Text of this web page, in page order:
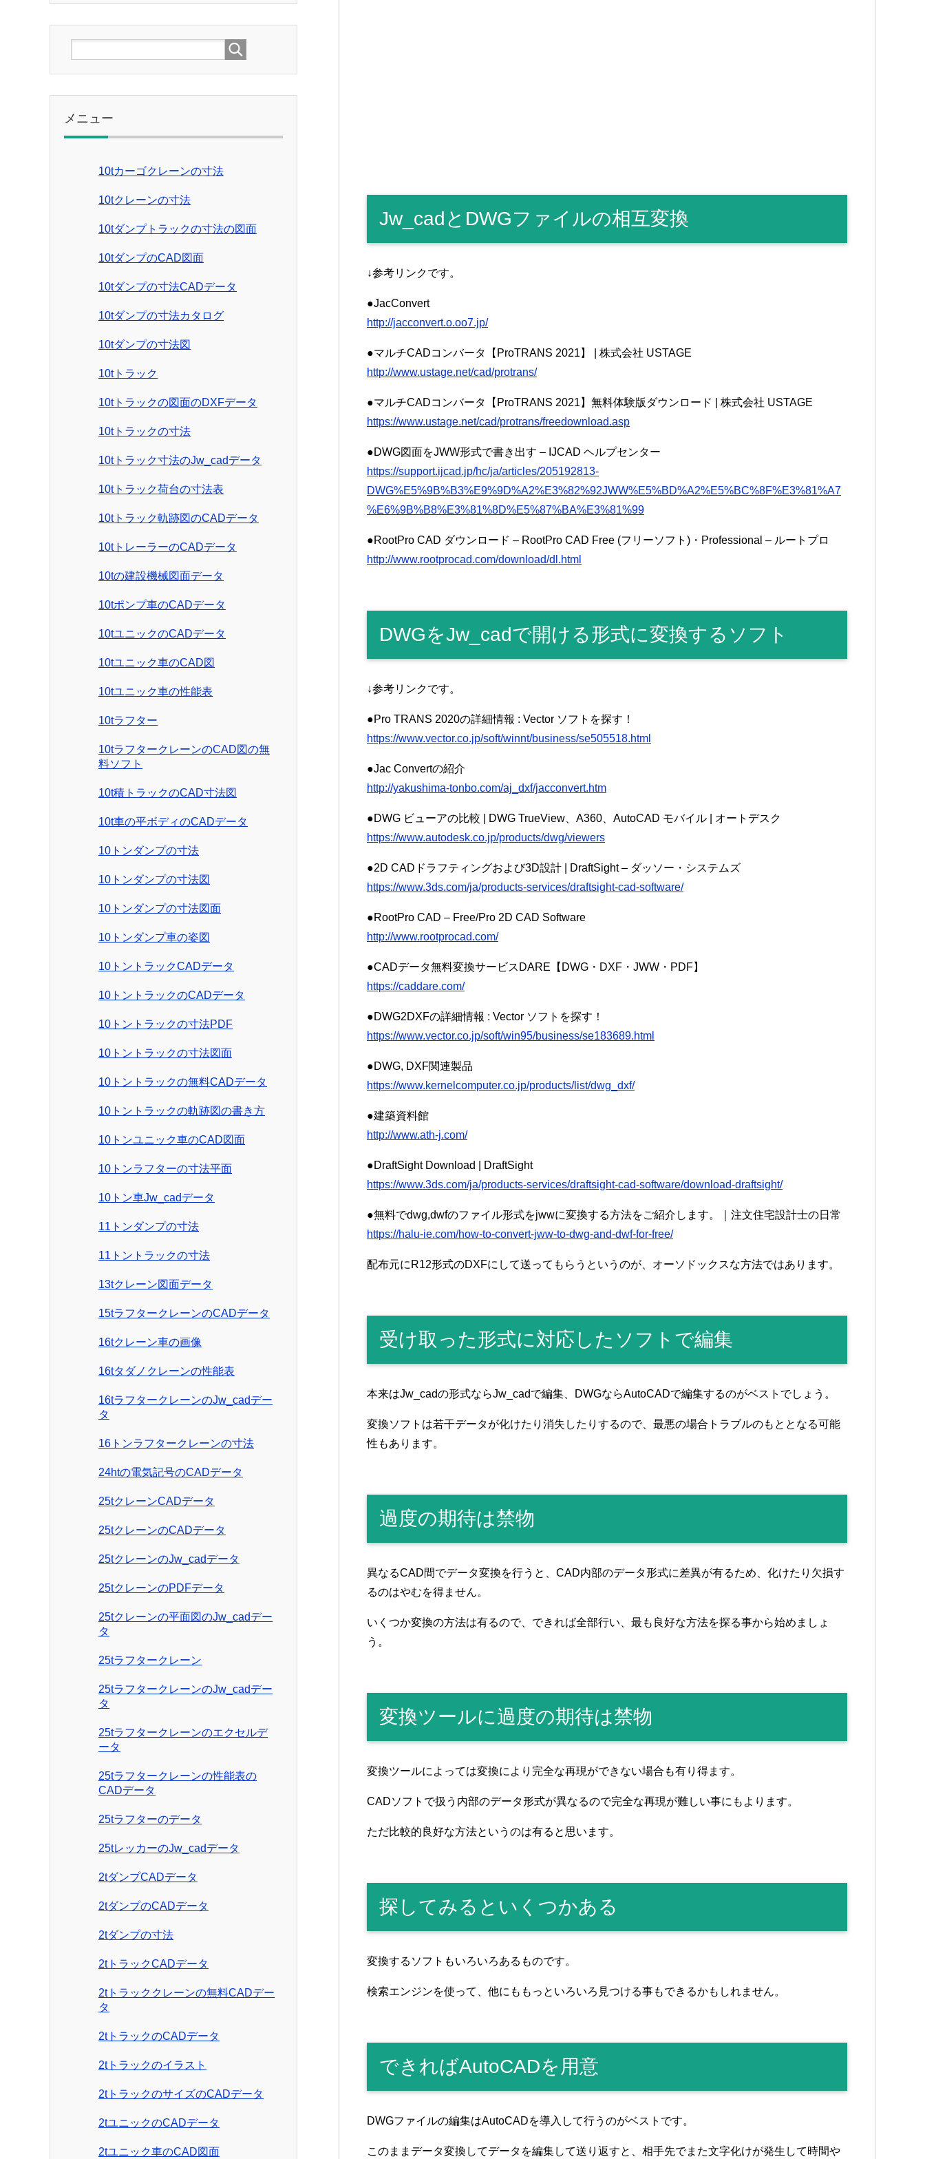
Jw_cadとDWGファイルの相互変換
↓参考リンクです。
●JacConvert
http://jacconvert.o.oo7.jp/
●マルチCADコンバータ【ProTRANS 2021】 | 株式会社 USTAGE
http://www.ustage.net/cad/protrans/
●マルチCADコンバータ【ProTRANS 2021】無料体験版ダウンロード | 株式会社 USTAGE
https://www.ustage.net/cad/protrans/freedownload.asp
●DWG図面をJWW形式で書き出す – IJCAD ヘルプセンター
https://support.ijcad.jp/hc/ja/articles/205192813-
DWG%E5%9B%B3%E9%9D%A2%E3%82%92JWW%E5%BD%A2%E5%BC%8F%E3%81%A7
%E6%9B%B8%E3%81%8D%E5%87%BA%E3%81%99
●RootPro CAD ダウンロード – RootPro CAD Free (フリーソフト)・Professional – ルートプロ
http://www.rootprocad.com/download/dl.html
DWGをJw_cadで開ける形式に変換するソフト
↓参考リンクです。
●Pro TRANS 2020の詳細情報 : Vector ソフトを探す！
https://www.vector.co.jp/soft/winnt/business/se505518.html
●Jac Convertの紹介
http://yakushima-tonbo.com/aj_dxf/jacconvert.htm
●DWG ビューアの比較 | DWG TrueView、A360、AutoCAD モバイル | オートデスク
https://www.autodesk.co.jp/products/dwg/viewers
●2D CADドラフティングおよび3D設計 | DraftSight – ダッソー・システムズ
https://www.3ds.com/ja/products-services/draftsight-cad-software/
●RootPro CAD – Free/Pro 2D CAD Software
http://www.rootprocad.com/
●CADデータ無料変換サービスDARE【DWG・DXF・JWW・PDF】
https://caddare.com/
●DWG2DXFの詳細情報 : Vector ソフトを探す！
https://www.vector.co.jp/soft/win95/business/se183689.html
●DWG, DXF関連製品
https://www.kernelcomputer.co.jp/products/list/dwg_dxf/
●建築資料館
http://www.ath-j.com/
●DraftSight Download | DraftSight
https://www.3ds.com/ja/products-services/draftsight-cad-software/download-draftsight/
●無料でdwg,dwfのファイル形式をjwwに変換する方法をご紹介します。｜注文住宅設計士の日常
https://halu-ie.com/how-to-convert-jww-to-dwg-and-dwf-for-free/
配布元にR12形式のDXFにして送ってもらうというのが、オーソドックスな方法ではあります。
受け取った形式に対応したソフトで編集
本来はJw_cadの形式ならJw_cadで編集、DWGならAutoCADで編集するのがベストでしょう。
変換ソフトは若干データが化けたり消失したりするので、最悪の場合トラブルのもととなる可能
性もあります。
過度の期待は禁物
異なるCAD間でデータ変換を行うと、CAD内部のデータ形式に差異が有るため、化けたり欠損す
るのはやむを得ません。
いくつか変換の方法は有るので、できれば全部行い、最も良好な方法を探る事から始めましょ
う。
変換ツールに過度の期待は禁物
変換ツールによっては変換により完全な再現ができない場合も有り得ます。
CADソフトで扱う内部のデータ形式が異なるので完全な再現が難しい事にもよります。
ただ比較的良好な方法というのは有ると思います。
探してみるといくつかある
変換するソフトもいろいろあるものです。
検索エンジンを使って、他にももっといろいろ見つける事もできるかもしれません。
できればAutoCADを用意
DWGファイルの編集はAutoCADを導入して行うのがベストです。
このままデータ変換してデータを編集して送り返すと、相手先でまた文字化けが発生して時間や
メニュー
10tカーゴクレーンの寸法
10tクレーンの寸法
10tダンプトラックの寸法の図面
10tダンプのCAD図面
10tダンプの寸法CADデータ
10tダンプの寸法カタログ
10tダンプの寸法図
10tトラック
10tトラックの図面のDXFデータ
10tトラックの寸法
10tトラック寸法のJw_cadデータ
10tトラック荷台の寸法表
10tトラック軌跡図のCADデータ
10tトレーラーのCADデータ
10tの建設機械図面データ
10tポンプ車のCADデータ
10tユニックのCADデータ
10tユニック車のCAD図
10tユニック車の性能表
10tラフター
10tラフタークレーンのCAD図の無
料ソフト
10t積トラックのCAD寸法図
10t車の平ボディのCADデータ
10トンダンプの寸法
10トンダンプの寸法図
10トンダンプの寸法図面
10トンダンプ車の姿図
10トントラックCADデータ
10トントラックのCADデータ
10トントラックの寸法PDF
10トントラックの寸法図面
10トントラックの無料CADデータ
10トントラックの軌跡図の書き方
10トンユニック車のCAD図面
10トンラフターの寸法平面
10トン車Jw_cadデータ
11トンダンプの寸法
11トントラックの寸法
13tクレーン図面データ
15tラフタークレーンのCADデータ
16tクレーン車の画像
16tタダノクレーンの性能表
16tラフタークレーンのJw_cadデー
タ
16トンラフタークレーンの寸法
24htの電気記号のCADデータ
25tクレーンCADデータ
25tクレーンのCADデータ
25tクレーンのJw_cadデータ
25tクレーンのPDFデータ
25tクレーンの平面図のJw_cadデー
タ
25tラフタークレーン
25tラフタークレーンのJw_cadデー
タ
25tラフタークレーンのエクセルデ
ータ
25tラフタークレーンの性能表の
CADデータ
25tラフターのデータ
25tレッカーのJw_cadデータ
2tダンプCADデータ
2tダンプのCADデータ
2tダンプの寸法
2tトラックCADデータ
2tトラッククレーンの無料CADデー
タ
2tトラックのCADデータ
2tトラックのイラスト
2tトラックのサイズのCADデータ
2tユニックのCADデータ
2tユニック車のCAD図面